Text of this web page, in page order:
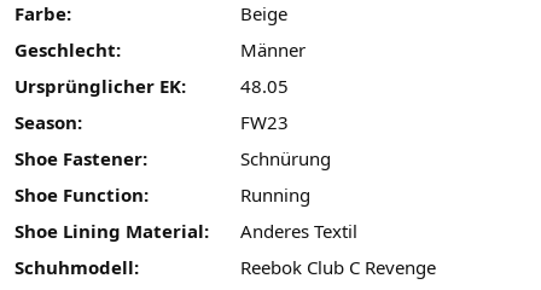
Farbe:
Beige
Geschlecht:
Männer
Ursprünglicher EK:
48.05
Season:
FW23
Shoe Fastener:
Schnürung
Shoe Function:
Running
Shoe Lining Material:
Anderes Textil
Schuhmodell:
Reebok Club C Revenge